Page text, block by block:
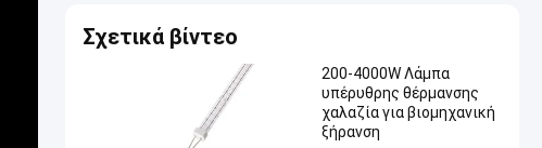
Σχετικά βίντεο
200-4000W Λάμπα
υπέρυθρης θέρμανσης
χαλαζία για βιομηχανική
ξήρανση